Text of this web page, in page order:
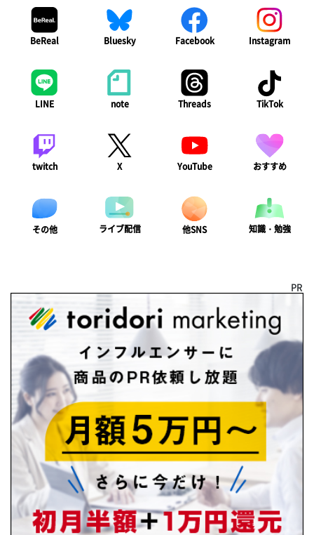
BeReal Bluesky Facebook Instagram
LINE note Threads TikTok
twitch X YouTube おすすめ
その他 ライブ配信 他SNS 知識・勉強
PR